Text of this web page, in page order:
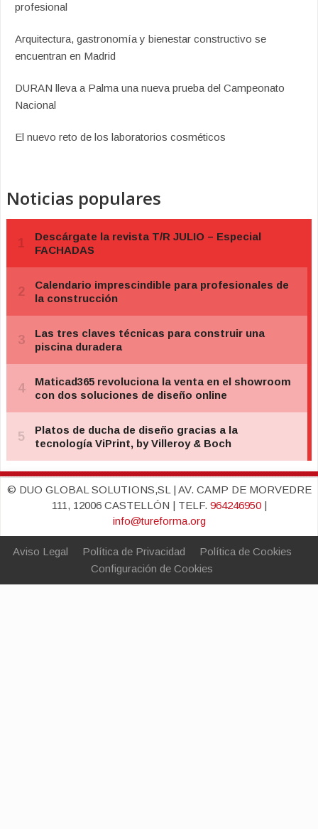
profesional
Arquitectura, gastronomía y bienestar constructivo se
encuentran en Madrid
DURAN lleva a Palma una nueva prueba del Campeonato
Nacional
El nuevo reto de los laboratorios cosméticos
Noticias populares
© DUO GLOBAL SOLUTIONS,SL | AV. CAMP DE MORVEDRE
111, 12006 CASTELLÓN | TELF. 964246950|
info@tureforma.org
Aviso Legal Política de Privacidad
Política de Cookies
Configuración de Cookies